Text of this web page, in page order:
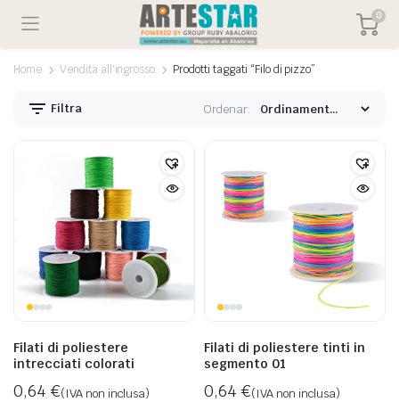
0
Home Vendita all'ingrosso Prodotti taggati “Filo di pizzo”
Filtra Ordenar:
Filati di poliestere
intrecciati colorati
0,64 €(IVA non inclusa)
Filati di poliestere tinti in
segmento 01
0,64 €(IVA non inclusa)